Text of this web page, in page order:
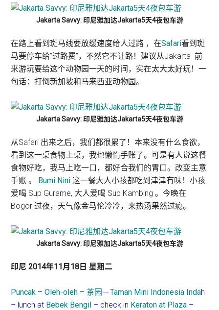
Jakarta Savvy: 印尼雅加达Jakarta5天4夜包车游
在路上看到斑马线要放缓速度给人过路 ，在Safari看到斑
马要停车给“过路费”，不然它不让路！建议从Jakarta 前
来游玩要给这个动物园一天的时间，实在太大太好玩！一
句话：打倒新加坡和马来西亚动物园。
Jakarta Savvy: 印尼雅加达Jakarta5天4夜包车游
从Safari 出来之后，我们都很累了！本来没有什么食欲，
看到这一桌食物上桌，我也懒惰手账了。可是有人说这餐
食物好吃，我马上吃一口，都好合我们的胃口。改变主意
手账 。
Bumi Nini这一餐大人小孩都吃到津津有味！小孩
爱喝 Sup Gurame, 大人爱喝 Sup Kambing 。今晚在
Bogor 过夜，天气像金马伦冷冷，来热汤果然过瘾。
Jakarta Savvy: 印尼雅加达Jakarta5天4夜包车游
印尼 2014年11月18日 星期二
Puncak – Oleh-oleh – 茶园 －Taman Mini Indonesia Indah
– lunch at Bebek Bengil – check in Keraton at Plaza –